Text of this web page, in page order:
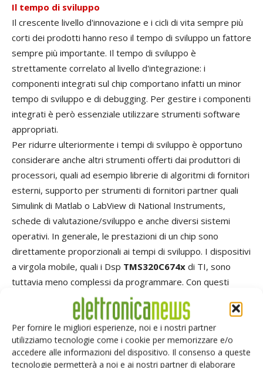
Per fornire le migliori esperienze, noi e i nostri partner
utilizziamo tecnologie come i cookie per memorizzare e/o
accedere alle informazioni del dispositivo. Il consenso a queste
tecnologie permetterà a noi e ai nostri partner di elaborare
Il tempo di sviluppo
Il crescente livello d'innovazione e i cicli di vita sempre più
corti dei prodotti hanno reso il tempo di sviluppo un fattore
sempre più importante. Il tempo di sviluppo è
strettamente correlato al livello d'integrazione: i
componenti integrati sul chip comportano infatti un minor
tempo di sviluppo e di debugging. Per gestire i componenti
integrati è però essenziale utilizzare strumenti software
appropriati.
Per ridurre ulteriormente i tempi di sviluppo è opportuno
considerare anche altri strumenti offerti dai produttori di
processori, quali ad esempio librerie di algoritmi di fornitori
esterni, supporto per strumenti di fornitori partner quali
Simulink di Matlab o LabView di National Instruments,
schede di valutazione/sviluppo e anche diversi sistemi
operativi. In generale, le prestazioni di un chip sono
direttamente proporzionali ai tempi di sviluppo. I dispositivi
a virgola mobile, quali i Dsp TMS320C674x di TI, sono
tuttavia meno complessi da programmare. Con questi
dispositivi è possibile scrivere il codice su un Pc con un tool
convenzionale (ad esempio Simulink e LabView) e poi
trasferirlo sul Dsp con poche e semplici modifiche. La
capacità di aggiornare i prodotti al variare degli standard o
di aggiungere nuove funzionalità in un secondo tempo è